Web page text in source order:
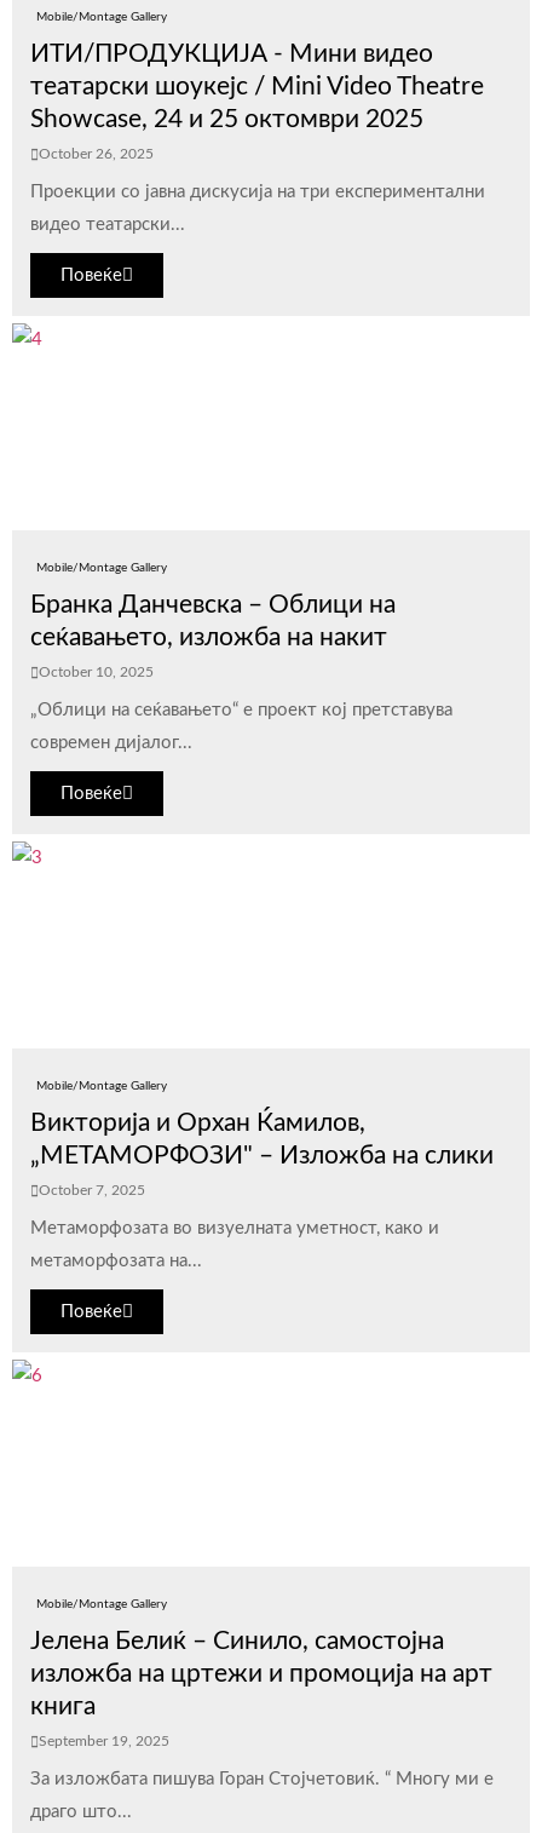
Mobile/Montage Gallery
ИТИ/ПРОДУКЦИЈА - Мини видео
театарски шоукејс / Mini Video Theatre
Showcase, 24 и 25 октомври 2025
October 26, 2025
Проекции со јавна дискусија на три експериментални
видео театарски...
Повеќе
Mobile/Montage Gallery
Бранка Данчевска – Облици на
сеќавањето, изложба на накит
October 10, 2025
„Облици на сеќавањето“ е проект кој претставува
современ дијалог...
Повеќе
Mobile/Montage Gallery
Викторија и Орхан Ќамилов,
„МЕТАМОРФОЗИ" – Изложба на слики
October 7, 2025
Метаморфозата во визуелната уметнoст, како и
метаморфозата на...
Повеќе
Mobile/Montage Gallery
Јелена Белиќ – Синило, самостојна
изложба на цртежи и промоција на арт
книга
September 19, 2025
За изложбата пишува Горан Стојчетовиќ. “ Многу ми е
драго што...